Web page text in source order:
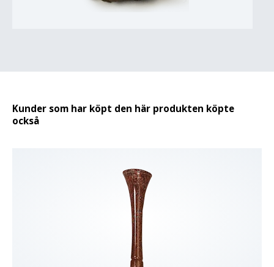
Kunder som har köpt den här produkten köpte
också